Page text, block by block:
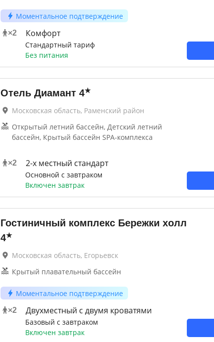
Моментальное подтверждение
×2 Комфорт
Стандартный тариф
Без питания
Отель Диамант 4★
Московская область, Раменский район
Открытый летний бассейн, Детский летний
бассейн, Крытый бассейн SPA-комплекса
×2 2-x местный стандарт
Основной с завтраком
Включен завтрак
Гостиничный комплекс Бережки холл
4★
Московская область, Егорьевск
Крытый плавательный бассейн
Моментальное подтверждение
×2 Двухместный с двумя кроватями
Базовый с завтраком
Включен завтрак